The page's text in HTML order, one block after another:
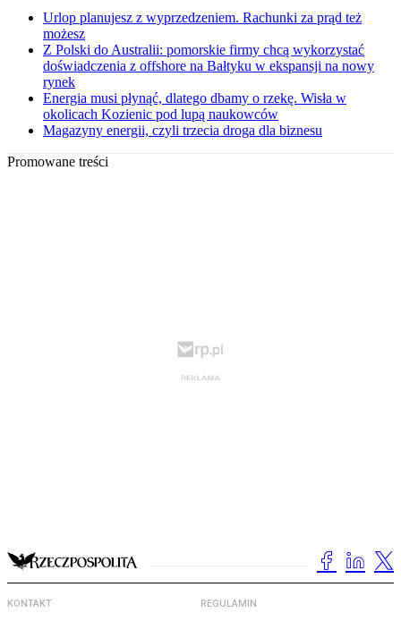
Urlop planujesz z wyprzedzeniem. Rachunki za prąd też
możesz
Z Polski do Australii: pomorskie firmy chcą wykorzystać
doświadczenia z offshore na Bałtyku w ekspansji na nowy
rynek
Energia musi płynąć, dlatego dbamy o rzekę. Wisła w
okolicach Kozienic pod lupą naukowców
Magazyny energii, czyli trzecia droga dla biznesu
Promowane treści
KONTAKT REGULAMIN